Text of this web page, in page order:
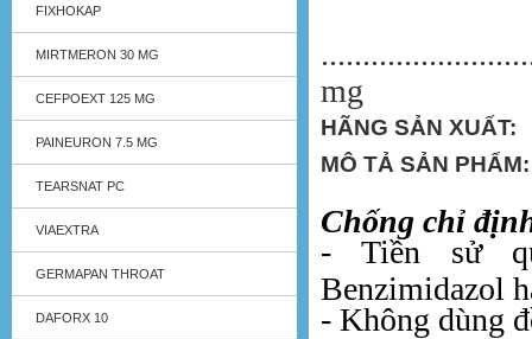
FIXHOKAP
MIRTMERON 30 MG
CEFPOEXT 125 MG
PAINEURON 7.5 MG
TEARSNAT PC
VIAEXTRA
GERMAPAN THROAT
DAFORX 10
mg
HÃNG SẢN
MÔ TẢ SẢN PHẨM:
Chống chỉ
- Tiền sử
Benzimidazol
- Không dùng